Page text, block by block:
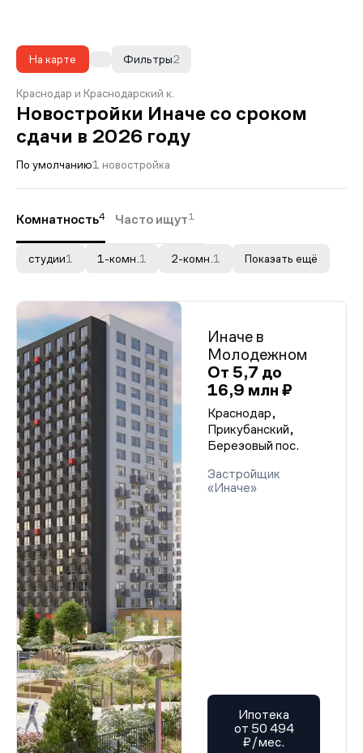
На карте 2
Фильтры
Краснодар и Краснодарский к.
Новостройки Иначе со сроком
сдачи в 2026 году
По умолчанию1 новостройка
Комнатность4 Часто ищут1
студии1 1-комн. 1 2-комн. 1 Показать ещё
Иначе в
Молодежном
От 5,7 до
16,9 млн ₽
Краснодар,
Прикубанский,
Березовый пос.
Застройщик
«Иначе»
Ипотека
от 50 494
₽/мес.